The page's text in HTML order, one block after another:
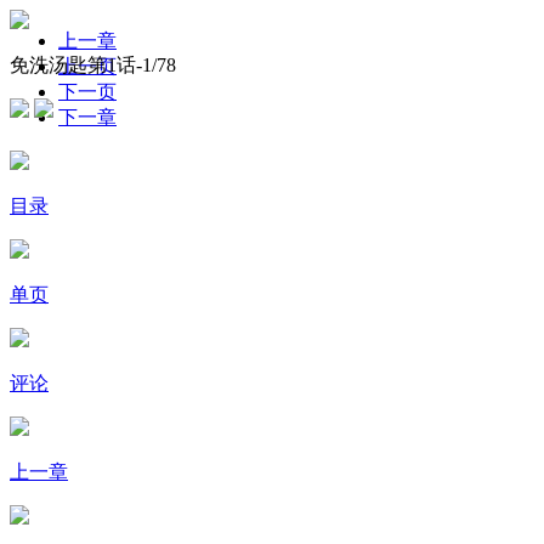
免洗汤匙第1话-1/78
上一章
上一页
下一页
下一章
目录
单页
评论
上一章